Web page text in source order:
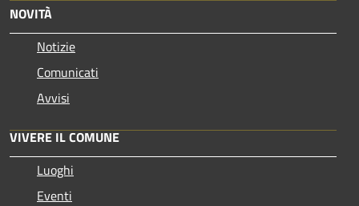
NOVITÀ
Notizie
Comunicati
Avvisi
VIVERE IL COMUNE
Luoghi
Eventi